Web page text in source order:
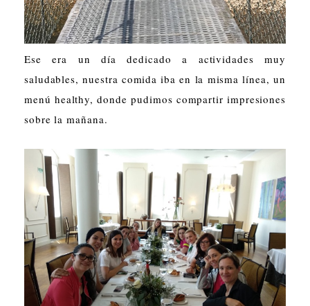
Ese era un día dedicado a actividades muy
saludables, nuestra comida iba en la misma línea, un
menú healthy, donde pudimos compartir impresiones
sobre la mañana.